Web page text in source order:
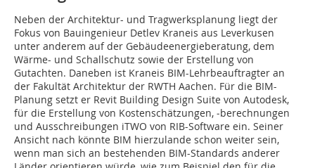
Neben der Architektur- und Tragwerksplanung liegt der
Fokus von Bauingenieur Detlev Kraneis aus Leverkusen
unter anderem auf der Gebäudeenergieberatung, dem
Wärme- und Schallschutz sowie der Erstellung von
Gutachten. Daneben ist Kraneis BIM-Lehrbeauftragter an
der Fakultät Architektur der RWTH Aachen. Für die BIM-
Planung setzt er Revit Building Design Suite von Autodesk,
für die Erstellung von Kostenschätzungen, ‑berechnungen
und Ausschreibungen iTWO von RIB-Software ein. Seiner
Ansicht nach könnte BIM hierzulande schon weiter sein,
wenn man sich an bestehenden BIM-Standards anderer